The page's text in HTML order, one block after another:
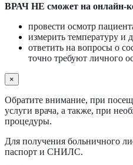
ВРАЧ НЕ сможет на онлайн-
провести осмотр
измерить температуру и
ответить на вопросы о
точно требуют личного
×
Обратите внимание, при
услуги врача, а также, при
процедуры.
Для получения больничного
паспорт и СНИЛС.